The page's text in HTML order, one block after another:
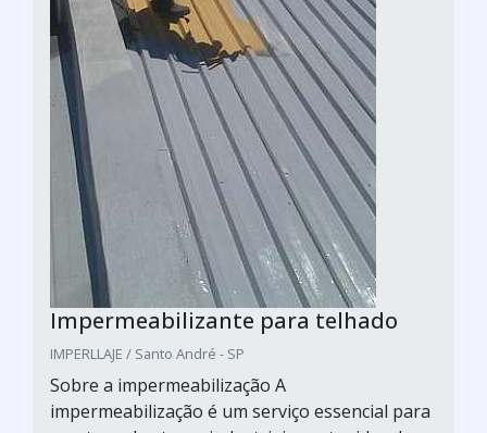
Impermeabilizante para telhado
IMPERLLAJE / Santo André - SP
Sobre a impermeabilização A
impermeabilização é um serviço essencial para